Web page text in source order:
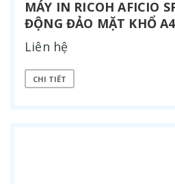
MÁY IN RICOH AFICIO
ĐỘNG ĐẢO MẶT KHỔ
Liên hệ
CHI TIẾT